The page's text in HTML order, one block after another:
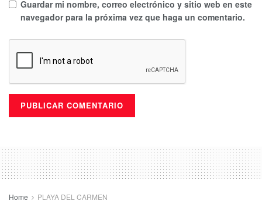
Guardar mi nombre, correo electrónico y sitio web en este
navegador para la próxima vez que haga un comentario.
Home PLAYA DEL CARMEN